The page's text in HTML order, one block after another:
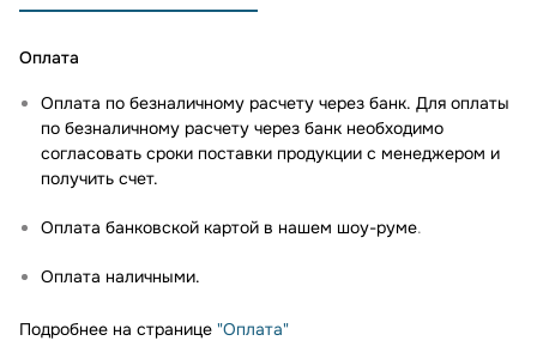
Оплата
Оплата по безналичному расчету через банк. Для оплаты
по безналичному расчету через банк необходимо
согласовать сроки поставки продукции с менеджером и
получить счет.
Оплата банковской картой в нашем шоу-руме.
Оплата наличными.
Подробнее на странице "Оплата"